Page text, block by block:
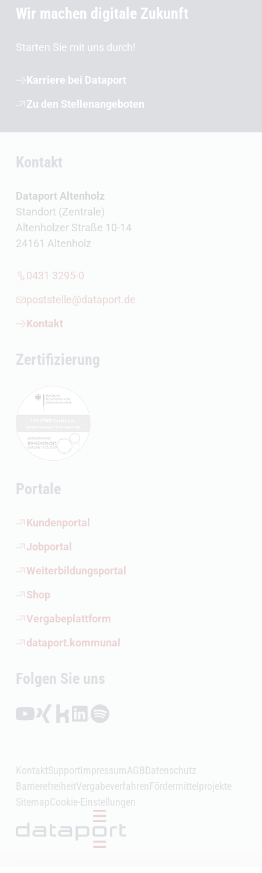
Wir machen digitale Zukunft
Starten Sie mit uns durch!
Karriere bei Dataport
Zu den Stellenangeboten
Kontakt
Dataport Altenholz
Standort (Zentrale)
Altenholzer Straße 10-14
24161 Altenholz
0431 3295-0
poststelle@dataport.de
Kontakt
Zertifizierung
Portale
Kundenportal
(Öffnet externen Link)
Jobportal
(Öffnet externen Link)
Weiterbildungsportal
(Öffnet externen Link)
Shop
(Öffnet externen Link)
Vergabeplattform
(Öffnet externen Link)
dataport.kommunal
(Öffnet externen Link)
Folgen Sie uns
Folgen auf YouTube (Öffnet externen Link)
Folgen auf Xing (Öffnet externen Link)
Folgen auf Kununu (Öffnet externen Link)
Folgen auf LinkedIn (Öffnet externen Link)
Folgen auf Spotify (Öffnet externen Link)
KontaktSupportImpressumAGBDatenschutz
BarrierefreiheitVergabeverfahrenFördermittelprojekte
SitemapCookie-Einstellungen